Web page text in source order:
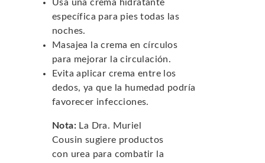
Usa una crema hidratante
específica para pies todas las
noches.
Masajea la crema en círculos
para mejorar la circulación.
Evita aplicar crema entre los
dedos, ya que la humedad podría
favorecer infecciones.
Nota: La Dra. Muriel
Cousin sugiere productos
con urea para combatir la